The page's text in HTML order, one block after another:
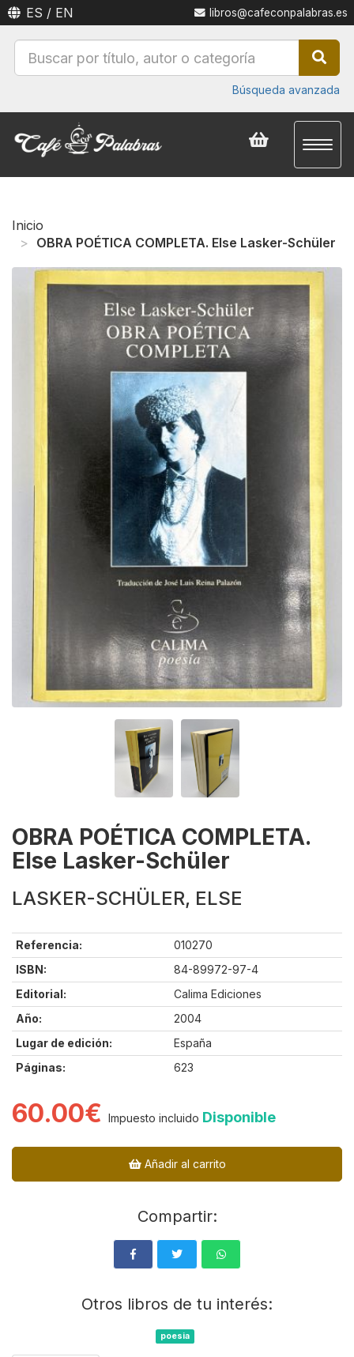
ES / EN libros@cafeconpalabras.es
Búsqueda avanzada
Inicio
OBRA POÉTICA COMPLETA. Else Lasker-Schüler
OBRA POÉTICA COMPLETA.
Else Lasker-Schüler
LASKER-SCHÜLER, ELSE
Referencia:
010270
ISBN:
84-89972-97-4
Editorial:
Calima Ediciones
Año:
2004
Lugar de edición:
España
Páginas:
623
60.00€ Impuesto incluido Disponible
Añadir al carrito
Compartir:
Otros libros de tu interés:
poesia